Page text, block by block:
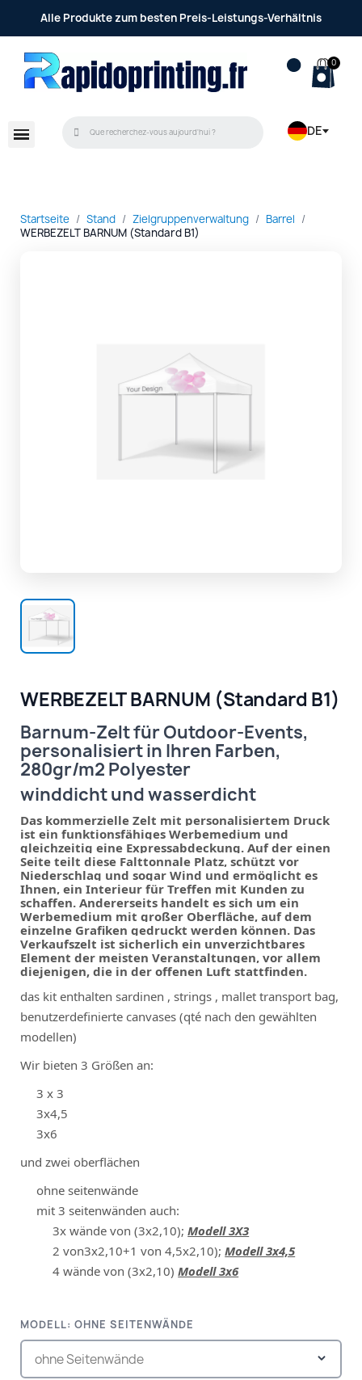
Alle Produkte zum besten Preis-Leistungs-Verhältnis
DE
Startseite Stand Zielgruppenverwaltung
Barrel
WERBEZELT BARNUM (Standard B1)
WERBEZELT BARNUM (Standard B1)
Barnum-Zelt für Outdoor-Events,
personalisiert in Ihren Farben,
280gr/m2 Polyester
winddicht und wasserdicht
Das kommerzielle Zelt mit personalisiertem Druck
ist ein funktionsfähiges Werbemedium und
gleichzeitig eine Expressabdeckung. Auf der einen
Seite teilt diese Falttonnale Platz, schützt vor
Niederschlag und sogar Wind und ermöglicht es
Ihnen, ein Interieur für Treffen mit Kunden zu
schaffen. Andererseits handelt es sich um ein
Werbemedium mit großer Oberfläche, auf dem
einzelne Grafiken gedruckt werden können. Das
Verkaufszelt ist sicherlich ein unverzichtbares
Element der meisten Veranstaltungen, vor allem
diejenigen, die in der offenen Luft stattfinden.
das kit enthalten sardinen , strings , mallet transport bag,
benutzerdefinierte canvases (qté nach den gewählten
modellen)
Wir bieten 3 Größen an:
3 x 3
3x4,5
3x6
und zwei oberflächen
ohne seitenwände
mit 3 seitenwänden auch:
3x wände von (3x2,10);Modell 3X3
2 von3x2,10+1 von 4,5x2,10);Modell 3x4,5
4 wände von (3x2,10)Modell 3x6
MODELL: OHNE SEITENWÄNDE